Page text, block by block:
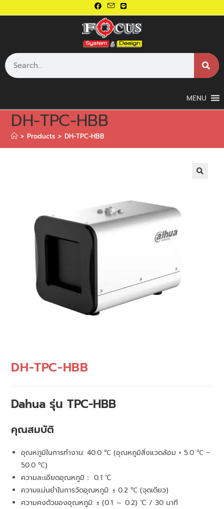
MENU
DH-TPC-HBB
> Products > DH-TPC-HBB
DH-TPC-HBB
Dahua รุ่น TPC-HBB
คุณสมบัติ
อุณหภูมิในการทำงาน: 40.0 ℃ (อุณหภูมิสิ่งแวดล้อม + 5.0 ℃ ~
50.0 ℃)
ความละเอียดอุณหภูมิ： 0.1 ℃
ความแม่นยำในการวัดอุณหภูมิ: ± 0.2 ℃ (จุดเดียว)
ความคงตัวของอุณหภูมิ: ± (0.1 ～ 0.2) ℃ / 30 นาที